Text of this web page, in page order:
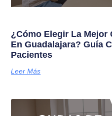
¿Cómo Elegir La Mejor
En Guadalajara? Guía
Pacientes
Leer Más